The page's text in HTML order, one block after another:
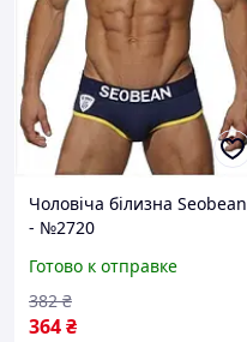
Чоловіча білизна Seobean
- №2720
Готово к отправке
364₴
382 ₴